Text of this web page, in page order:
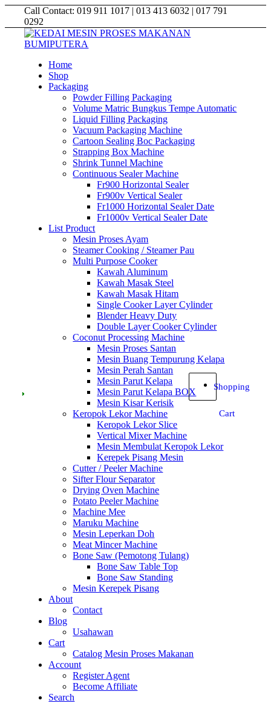
Call Contact: 019 911 1017 | 013 413 6032 | 017 791
0292
Shopping
Cart
Home
Shop
Packaging
Powder Filling Packaging
Volume Matric Bungkus Tempe Automatic
Liquid Filling Packaging
Vacuum Packaging Machine
Cartoon Sealing Boc Packaging
Strapping Box Machine
Shrink Tunnel Machine
Continuous Sealer Machine
Fr900 Horizontal Sealer
Fr900v Vertical Sealer
Fr1000 Horizontal Sealer Date
Fr1000v Vertical Sealer Date
List Product
Mesin Proses Ayam
Steamer Cooking / Steamer Pau
Multi Purpose Cooker
Kawah Aluminum
Kawah Masak Steel
Kawah Masak Hitam
Single Cooker Layer Cylinder
Blender Heavy Duty
Double Layer Cooker Cylinder
Coconut Processing Machine
Mesin Proses Santan
Mesin Buang Tempurung Kelapa
Mesin Perah Santan
Mesin Parut Kelapa
Mesin Parut Kelapa BOX
Mesin Kisar Kerisik
Keropok Lekor Machine
Keropok Lekor Slice
Vertical Mixer Machine
Mesin Membulat Keropok Lekor
Kerepek Pisang Mesin
Cutter / Peeler Machine
Sifter Flour Separator
Drying Oven Machine
Potato Peeler Machine
Machine Mee
Maruku Machine
Mesin Leperkan Doh
Meat Mincer Machine
Bone Saw (Pemotong Tulang)
Bone Saw Table Top
Bone Saw Standing
Mesin Kerepek Pisang
About
Contact
Blog
Usahawan
Cart
Catalog Mesin Proses Makanan
Account
Register Agent
Become Affiliate
Search